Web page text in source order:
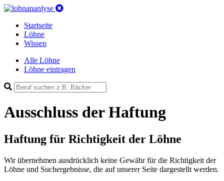
Startseite
Löhne
Wissen
Alle Löhne
Löhne eintragen
Ausschluss der Haftung
Haftung für Richtigkeit der Löhne
Wir übernehmen ausdrücklich keine Gewähr für die Richtigkeit der
Löhne und Suchergebnisse, die auf unserer Seite dargestellt werden.